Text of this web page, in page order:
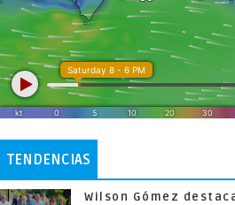
TENDENCIAS
Wilson Gómez